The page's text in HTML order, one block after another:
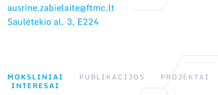
Viešieji pirkimai
Korupcijos prevencija
Nuorodos
Administraciniai skyriai
Moksliniai skyriai
Mokslininkai emeritai
Renginiai
Darbuotojų kontaktai
Saulėtekio al. 3, E224
MOKSLINIAI
INTERESAI
PUBLIKACIJOS PROJEKTAI